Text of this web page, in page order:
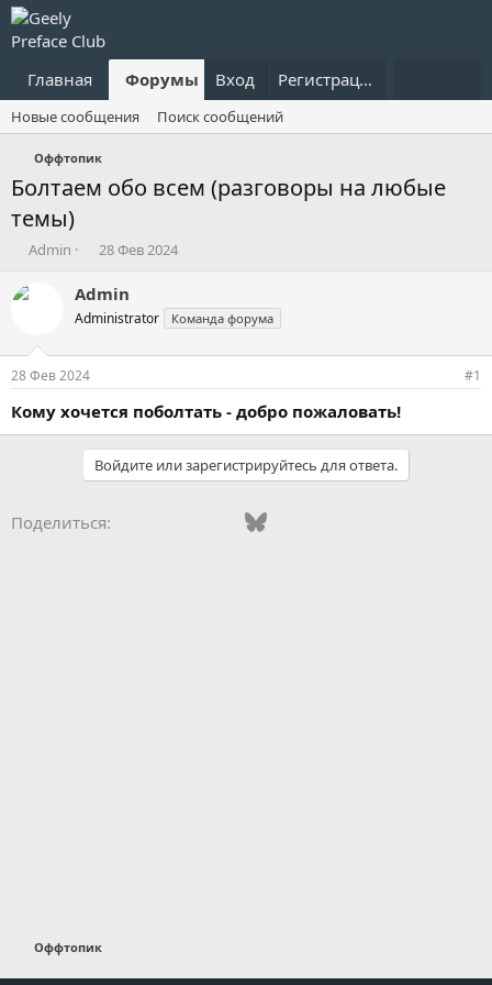
Главная Форумы Что нового?
Вход Регистрация
Новые сообщения Поиск сообщений
Оффтопик
Болтаем обо всем (разговоры на любые
темы)
А
т
т
е
м
ы
Admin
Д
т
а
н
а
л
28 Фев 2024
Admin
Administrator Команда форума
28 Фев 2024 #1
Кому хочется поболтать - добро пожаловать!
Войдите или зарегистрируйтесь для ответа.
Поделиться: Odnoklassniki
Mail.ruBluesky
Оффтопик